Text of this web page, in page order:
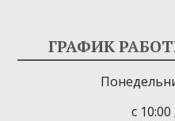
ГРАФИК
с